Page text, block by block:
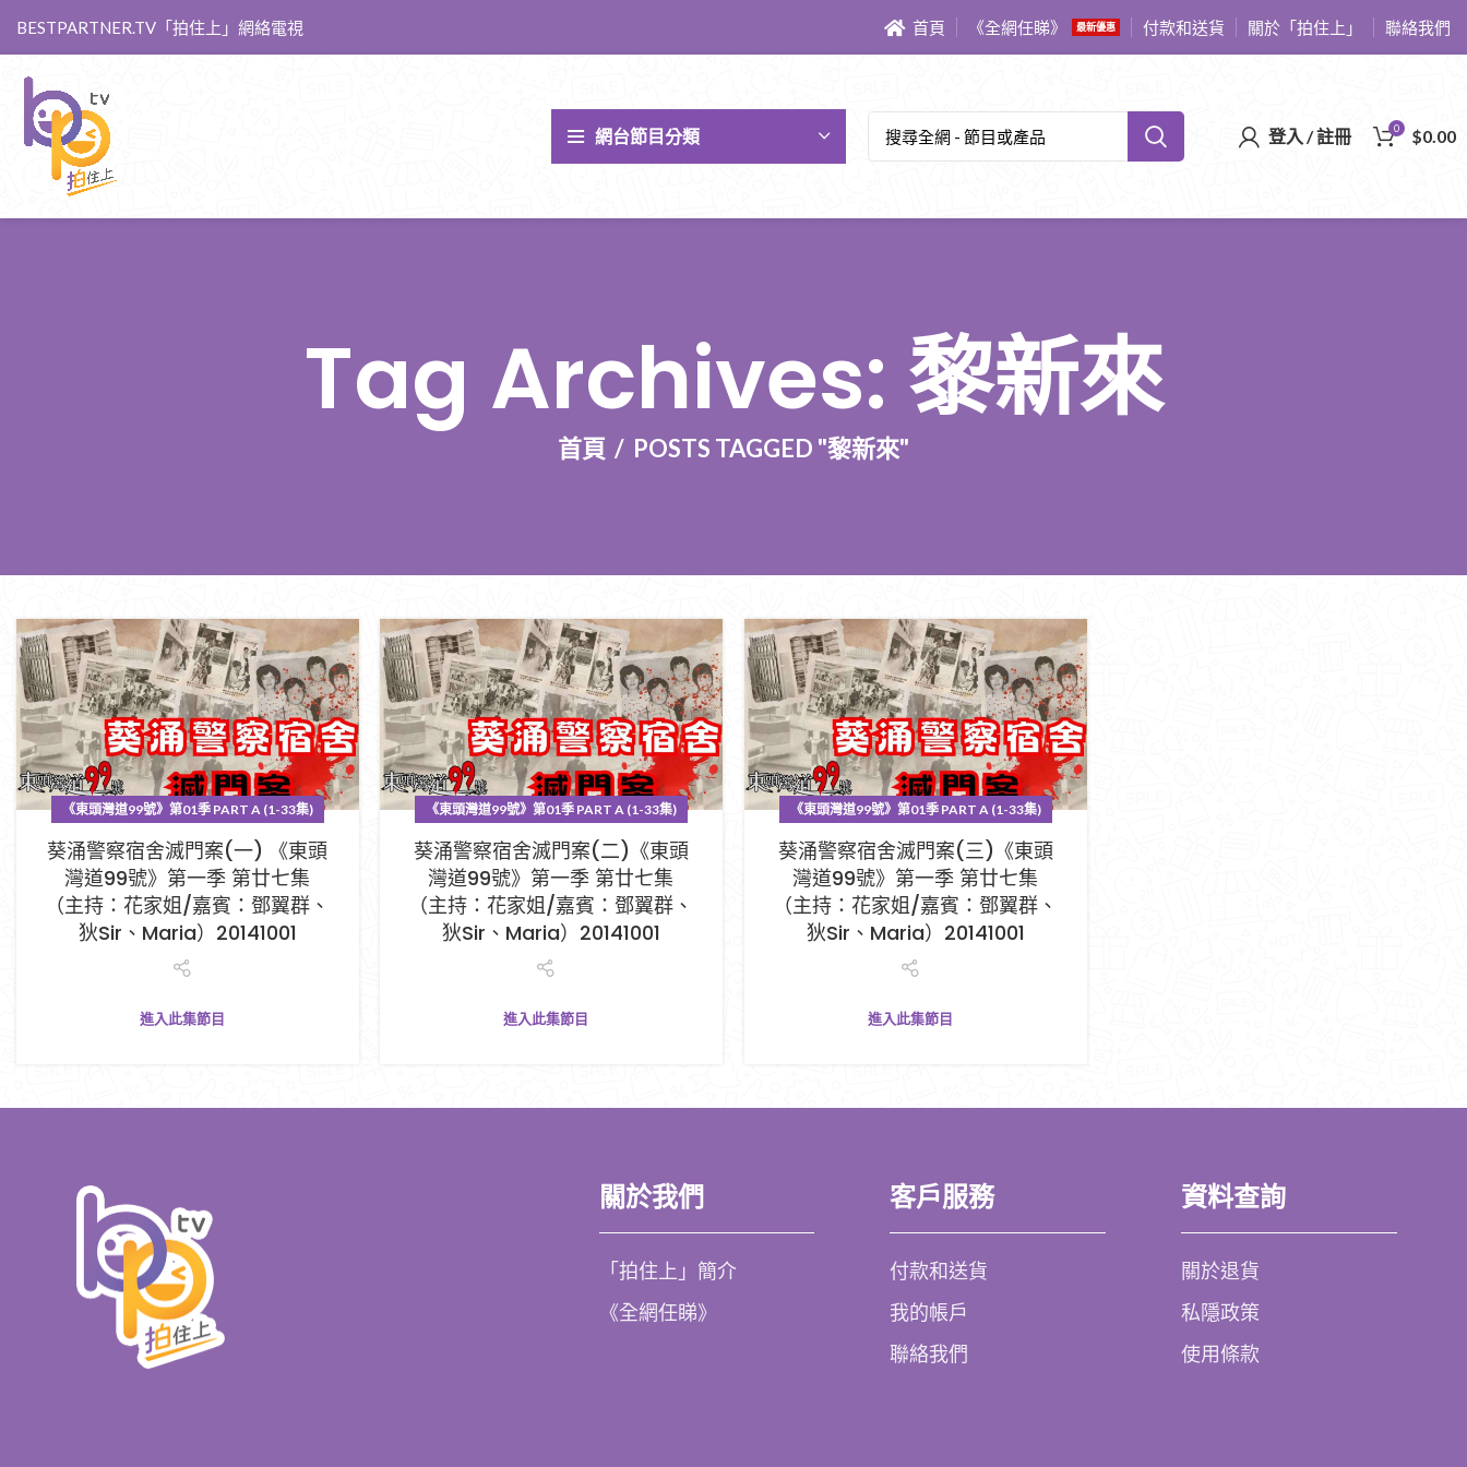
BESTPARTNER.TV「拍住上」網絡電視 首頁 《全網任睇》 最新優惠 付款和送貨 關於「拍住上」 聯絡我們
網台節目分類 登入 / 註冊 0 $0.00
Tag Archives: 黎新來
首頁 POSTS TAGGED "黎新來"
《東頭灣道99號》第01季 PART A (1-33集)
葵涌警察宿舍滅門案(一) 《東頭
灣道99號》第一季 第廿七集
（主持：花家姐/嘉賓：鄧翼群、
狄Sir、Maria）20141001
進入此集節目
《東頭灣道99號》第01季 PART A (1-33集)
葵涌警察宿舍滅門案(二)《東頭
灣道99號》第一季 第廿七集
（主持：花家姐/嘉賓：鄧翼群、
狄Sir、Maria）20141001
進入此集節目
《東頭灣道99號》第01季 PART A (1-33集)
葵涌警察宿舍滅門案(三)《東頭
灣道99號》第一季 第廿七集
（主持：花家姐/嘉賓：鄧翼群、
狄Sir、Maria）20141001
進入此集節目
關於我們
「拍住上」簡介
《全網任睇》
客戶服務
付款和送貨
我的帳戶
聯絡我們
資料查詢
關於退貨
私隱政策
使用條款